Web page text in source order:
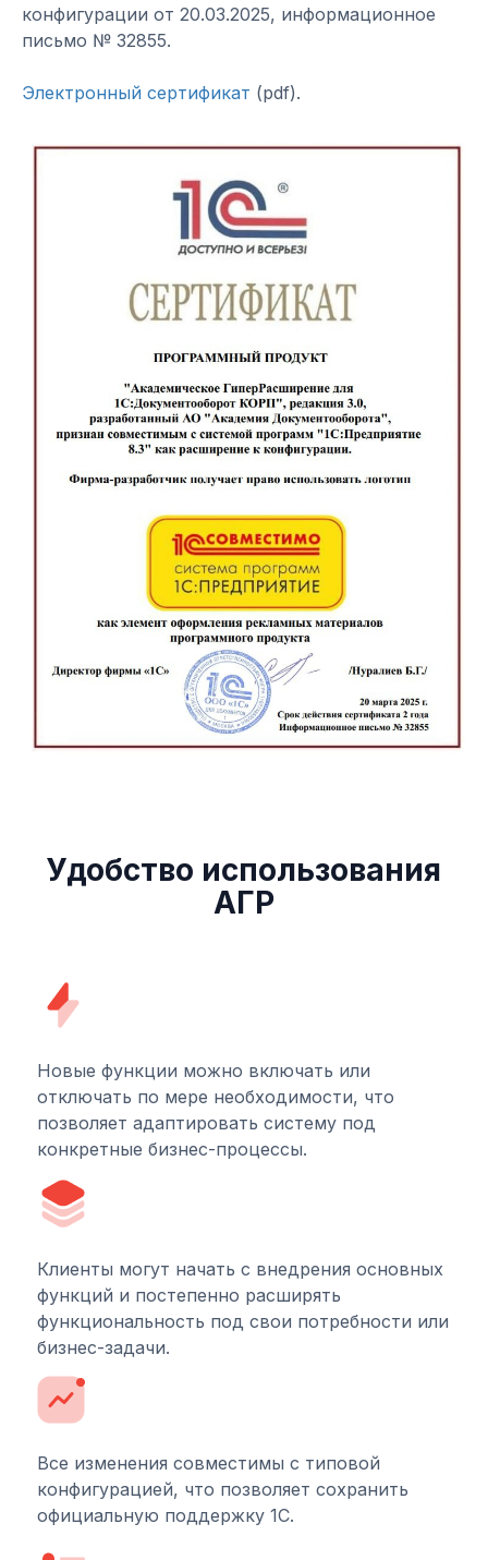
конфигурации от 20.03.2025, информационное
письмо № 32855.
Электронный сертификат (pdf).
Удобство использования
АГР
Новые функции можно включать или
отключать по мере необходимости, что
позволяет адаптировать систему под
конкретные бизнес-процессы.
Клиенты могут начать с внедрения основных
функций и постепенно расширять
функциональность под свои потребности или
бизнес-задачи.
Все изменения совместимы с типовой
конфигурацией, что позволяет сохранить
официальную поддержку 1С.